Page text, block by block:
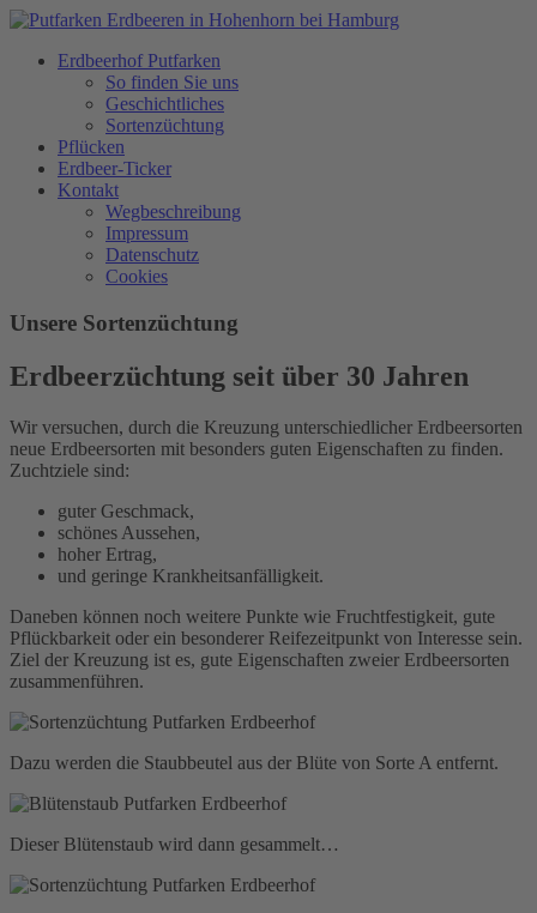
Erdbeerhof Putfarken
So finden Sie uns
Geschichtliches
Sortenzüchtung
Pflücken
Erdbeer-Ticker
Kontakt
Wegbeschreibung
Impressum
Datenschutz
Cookies
Unsere Sortenzüchtung
Erdbeerzüchtung seit über 30 Jahren
Wir versuchen, durch die Kreuzung unterschiedlicher Erdbeersorten
neue Erdbeersorten mit besonders guten Eigenschaften zu finden.
Zuchtziele sind:
guter Geschmack,
schönes Aussehen,
hoher Ertrag,
und geringe Krankheitsanfälligkeit.
Daneben können noch weitere Punkte wie Fruchtfestigkeit, gute
Pflückbarkeit oder ein besonderer Reifezeitpunkt von Interesse sein.
Ziel der Kreuzung ist es, gute Eigenschaften zweier Erdbeersorten
zusammenführen.
Dazu werden die Staubbeutel aus der Blüte von Sorte A entfernt.
Dieser Blütenstaub wird dann gesammelt…